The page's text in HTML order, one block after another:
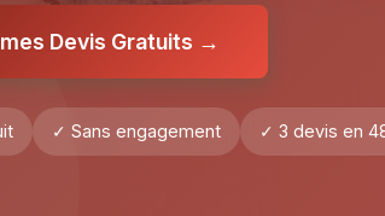
Devis Gratuits →
✓ Sans engagement ✓ 3 devis en